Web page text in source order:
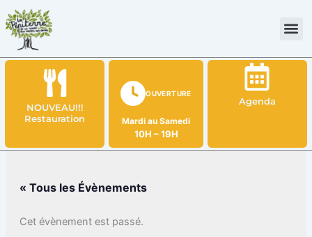
Aller
au
contenu
NOUVEAU!!!
Restauration
OUVERTURE
Mardi au Samedi
10H – 19H
Agenda
« Tous les Évènements
Cet évènement est passé.